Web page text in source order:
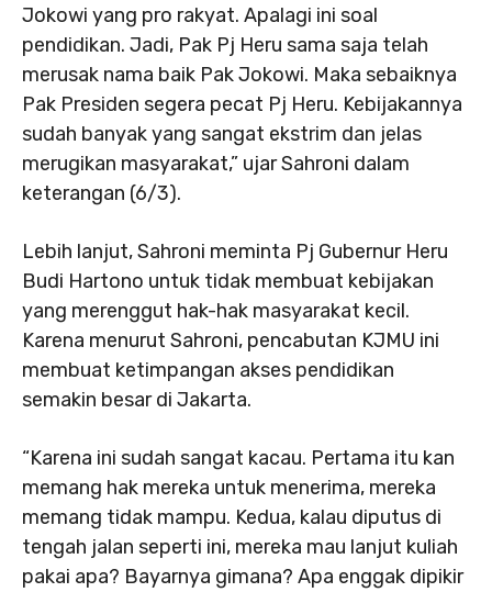
Jokowi yang pro rakyat. Apalagi ini soal
pendidikan. Jadi, Pak Pj Heru sama saja telah
merusak nama baik Pak Jokowi. Maka sebaiknya
Pak Presiden segera pecat Pj Heru. Kebijakannya
sudah banyak yang sangat ekstrim dan jelas
merugikan masyarakat,” ujar Sahroni dalam
keterangan (6/3).
Lebih lanjut, Sahroni meminta Pj Gubernur Heru
Budi Hartono untuk tidak membuat kebijakan
yang merenggut hak-hak masyarakat kecil.
Karena menurut Sahroni, pencabutan KJMU ini
membuat ketimpangan akses pendidikan
semakin besar di Jakarta.
“Karena ini sudah sangat kacau. Pertama itu kan
memang hak mereka untuk menerima, mereka
memang tidak mampu. Kedua, kalau diputus di
tengah jalan seperti ini, mereka mau lanjut kuliah
pakai apa? Bayarnya gimana? Apa enggak dipikir